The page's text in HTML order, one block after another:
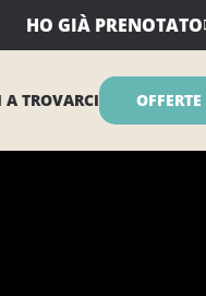
HO GIÀ PRENOTATO
TROVARCI OFFERTE